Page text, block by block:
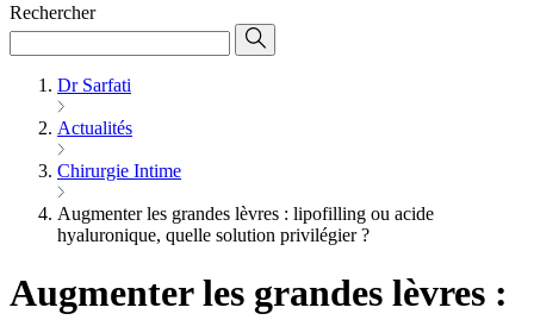
Rechercher
Dr Sarfati
Actualités
Chirurgie Intime
Augmenter les grandes lèvres : lipofilling ou acide
hyaluronique, quelle solution privilégier ?
Augmenter les grandes lèvres :